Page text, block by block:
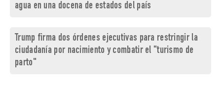
agua en una docena de estados del país
Trump firma dos órdenes ejecutivas para restringir la
ciudadanía por nacimiento y combatir el "turismo de
parto"